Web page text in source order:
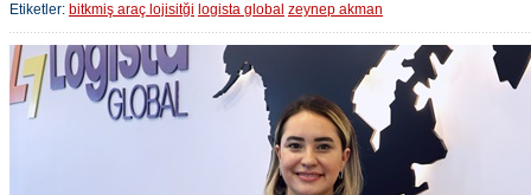
Etiketler: bitkmiş araç lojisitği logista global zeynep akman